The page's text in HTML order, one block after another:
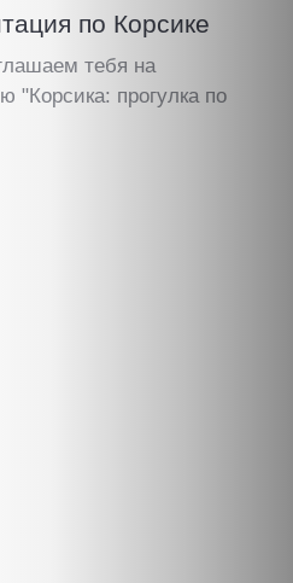
по Корсике
тебя на
"Корсика: прогулка по